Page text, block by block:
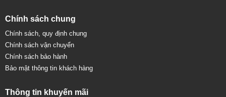
Chính sách chung
Chính sách, quy định chung
Chính sách vận chuyển
Chính sách bảo hành
Bảo mật thông tin khách hàng
Thông tin khuyến mãi